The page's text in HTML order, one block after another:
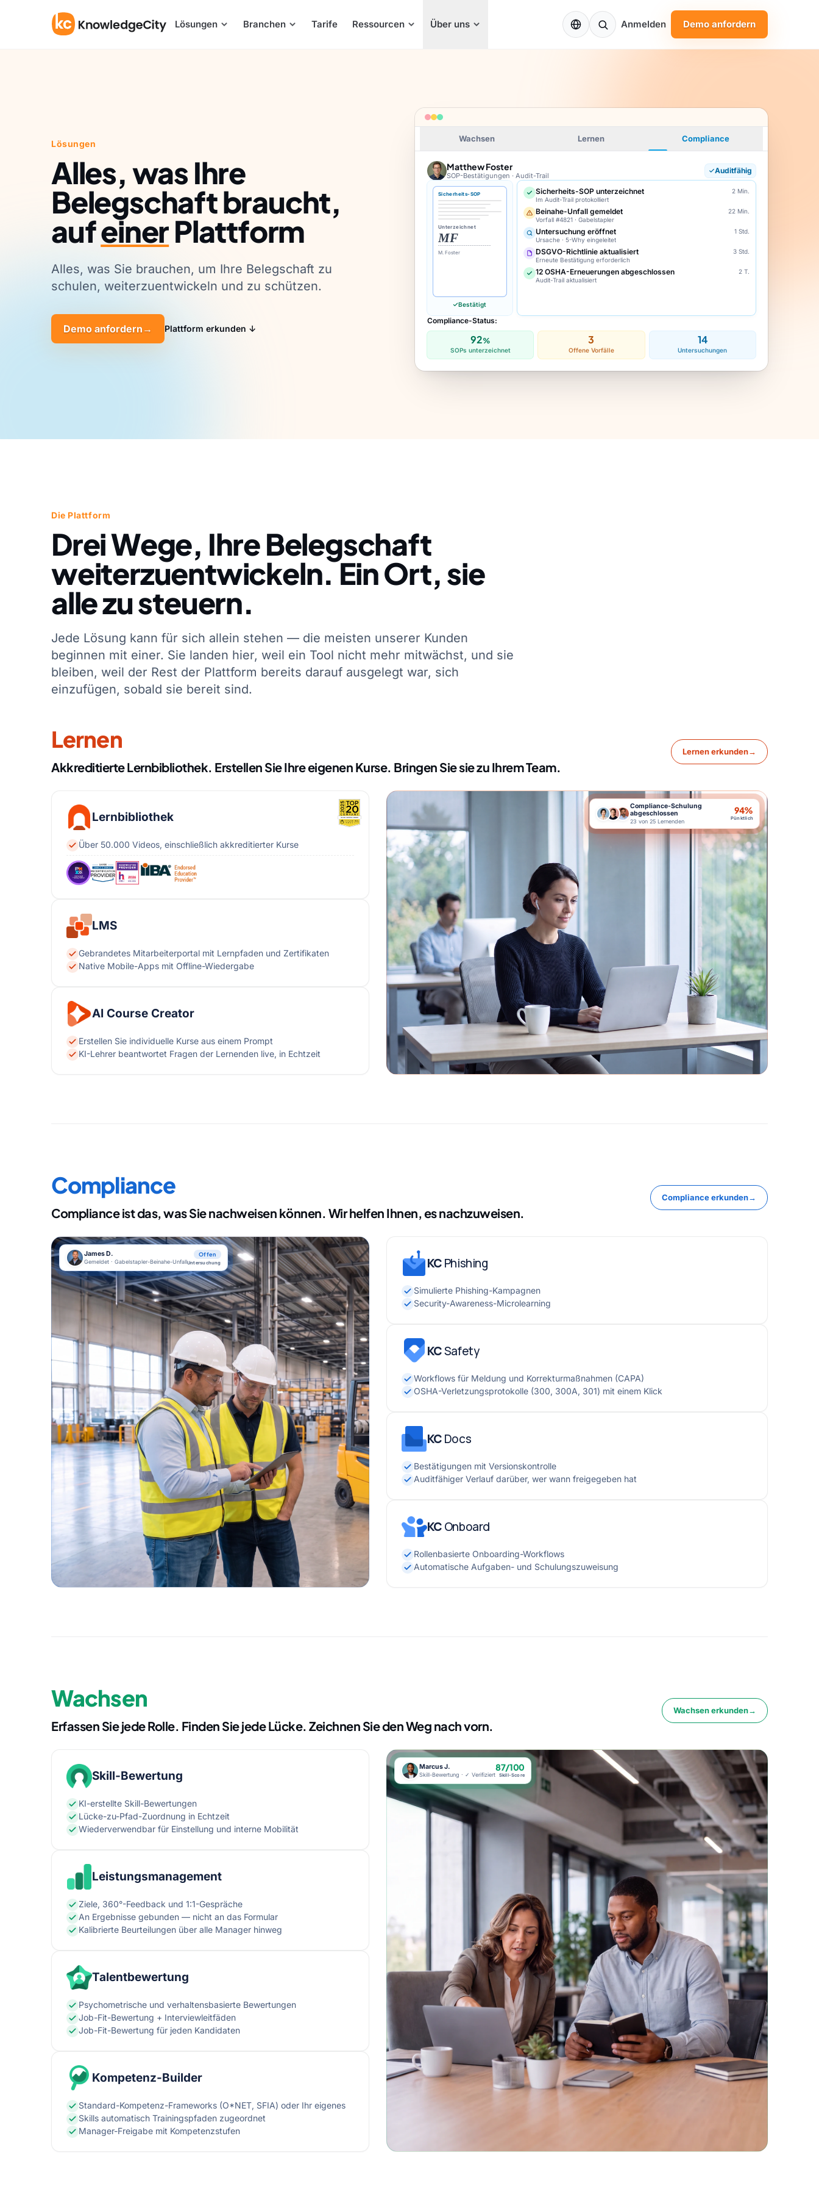
Lösungen Branchen Tarife Ressourcen Über uns DE Anmelden Demo anfordern
Lösungen
Alles, was Ihre
Belegschaft braucht,
aufeinerPlattform
Alles, was Sie brauchen, um Ihre Belegschaft zu
schulen, weiterzuentwickeln und zu schützen.
Demo anfordern → Plattform erkunden ↓
Wachsen Lernen Compliance
Matthew Foster
SOP-Bestätigungen · Audit-Trail
Auditfähig
Sicherheits-SOP
Unterzeichnet
MF
M. Foster
Bestätigt
Sicherheits-SOP unterzeichnet
Im Audit-Trail protokolliert
2 Min.
Beinahe-Unfall gemeldet
Vorfall #4821 · Gabelstapler
22 Min.
Untersuchung eröffnet
Ursache · 5-Why eingeleitet
1 Std.
DSGVO-Richtlinie aktualisiert
Erneute Bestätigung erforderlich
3 Std.
12 OSHA-Erneuerungen abgeschlossen
Audit-Trail aktualisiert
2 T.
Compliance-Status:
92%
SOPs unterzeichnet
3
Offene Vorfälle
14
Untersuchungen
Die Plattform
Drei Wege, Ihre Belegschaft
weiterzuentwickeln. Ein Ort, sie
alle zu steuern.
Jede Lösung kann für sich allein stehen — die meisten unserer Kunden
beginnen mit einer. Sie landen hier, weil ein Tool nicht mehr mitwächst, und sie
bleiben, weil der Rest der Plattform bereits darauf ausgelegt war, sich
einzufügen, sobald sie bereit sind.
Lernen
Akkreditierte Lernbibliothek. Erstellen Sie Ihre eigenen Kurse. Bringen Sie sie zu Ihrem Team.
Lernen erkunden→
Lernbibliothek
Über 50.000 Videos, einschließlich akkreditierter Kurse
LMS
Gebrandetes Mitarbeiterportal mit Lernpfaden und Zertifikaten
Native Mobile-Apps mit Offline-Wiedergabe
AI Course Creator
Erstellen Sie individuelle Kurse aus einem Prompt
KI-Lehrer beantwortet Fragen der Lernenden live, in Echtzeit
Compliance-Schulung
abgeschlossen
23 von 25 Lernenden
94%
Pünktlich
Compliance
Compliance ist das, was Sie nachweisen können. Wir helfen Ihnen, es nachzuweisen.
Compliance erkunden→
KCPhishing
Simulierte Phishing-Kampagnen
Security-Awareness-Microlearning
KCSafety
Workflows für Meldung und Korrekturmaßnahmen (CAPA)
OSHA-Verletzungsprotokolle (300, 300A, 301) mit einem Klick
KCDocs
Bestätigungen mit Versionskontrolle
Auditfähiger Verlauf darüber, wer wann freigegeben hat
KCOnboard
Rollenbasierte Onboarding-Workflows
Automatische Aufgaben- und Schulungszuweisung
James D.
Gemeldet · Gabelstapler-Beinahe-Unfall
Offen
Untersuchung
Wachsen
Erfassen Sie jede Rolle. Finden Sie jede Lücke. Zeichnen Sie den Weg nach vorn.
Wachsen erkunden→
Skill-Bewertung
KI-erstellte Skill-Bewertungen
Lücke-zu-Pfad-Zuordnung in Echtzeit
Wiederverwendbar für Einstellung und interne Mobilität
Leistungsmanagement
Ziele, 360°-Feedback und 1:1-Gespräche
An Ergebnisse gebunden — nicht an das Formular
Kalibrierte Beurteilungen über alle Manager hinweg
Talentbewertung
Psychometrische und verhaltensbasierte Bewertungen
Job-Fit-Bewertung + Interviewleitfäden
Job-Fit-Bewertung für jeden Kandidaten
Kompetenz-Builder
Standard-Kompetenz-Frameworks (O*NET, SFIA) oder Ihr eigenes
Skills automatisch Trainingspfaden zugeordnet
Manager-Freigabe mit Kompetenzstufen
Marcus J.
Skill-Bewertung · ✓ Verifiziert
87/100
Skill-Score